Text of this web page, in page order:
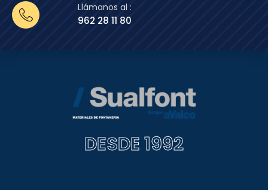
Llámanos al :
962 28 11 80
DESDE 1992